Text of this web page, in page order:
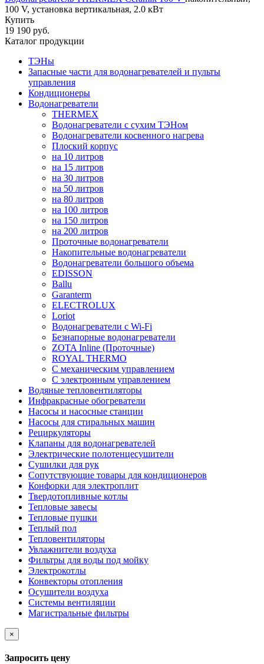
100 V, установка вертикальная, 2.0 кВт
Купить
19 190 руб.
Каталог продукции
ТЭНы
Запасные части для водонагревателей и пульты
управления
Кондиционеры
Водонагреватели
THERMEX
Водонагреватели с сухим ТЭНом
Водонагреватели косвенного нагрева
Плоский корпус
на 10 литров
на 15 литров
на 30 литров
на 50 литров
на 80 литров
на 100 литров
на 150 литров
на 200 литров
Проточные водонагреватели
Накопительные водонагреватели
Водонагреватели большого объема
EDISSON
Ballu
Garanterm
ELECTROLUX
Loriot
Водонагреватели с Wi-Fi
Безнапорные водонагреватели
ZOTA Inline (Проточные)
ROYAL THERMO
С механическим управлением
С электронным управлением
Водяные тепловентиляторы
Инфракрасные обогреватели
Насосы и насосные станции
Насосы для стиральных машин
Рециркуляторы
Клапаны для водонагревателей
Электрические полотенцесушители
Сушилки для рук
Сопутствующие товары для кондиционеров
Конфорки для электроплит
Твердотопливные котлы
Тепловые завесы
Тепловые пушки
Теплый пол
Тепловентиляторы
Увлажнители воздуха
Фильтры для воды под мойку
Электрокотлы
Конвекторы отопления
Осушители воздуха
Системы вентиляции
Магистральные фильтры
×
Запросить цену